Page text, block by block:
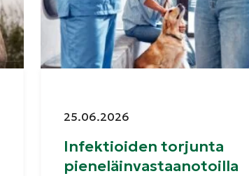
Infektioiden torjunta
pieneläinvastaanotoilla
Julkaistu:
25.06.2026